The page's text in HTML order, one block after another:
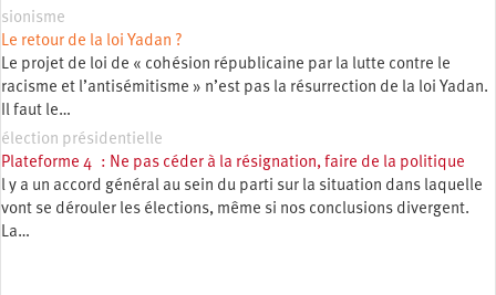
sionisme
Le retour de la loi Yadan ?
Le projet de loi de « cohésion républicaine par la lutte contre le
racisme et l’antisémitisme » n’est pas la résurrection de la loi Yadan.
Il faut le…
élection présidentielle
Plateforme 4 : Ne pas céder à la résignation, faire de la politique
l y a un accord général au sein du parti sur la situation dans laquelle
vont se dérouler les élections, même si nos conclusions divergent.
La…